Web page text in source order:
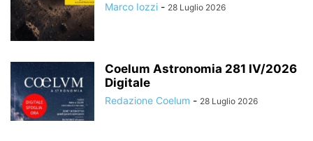
Marco Iozzi - 28 Luglio 2026
Coelum Astronomia 281 IV/2026
Digitale
Redazione Coelum - 28 Luglio 2026